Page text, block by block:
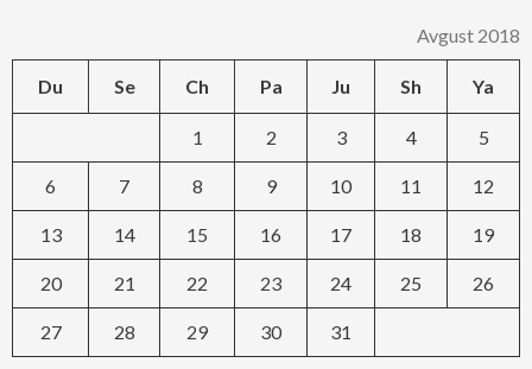
Avgust 2018
Du Se Ch Pa Ju Sh Ya
1 2 3 4 5
6 7 8 9 10 11 12
13 14 15 16 17 18 19
20 21 22 23 24 25 26
27 28 29 30 31